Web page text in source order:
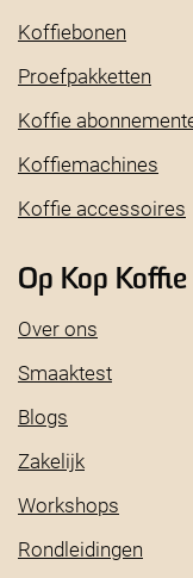
Koffiebonen
Proefpakketten
Koffie
Koffiemachines
Koffie accessoires
Op Kop Koffie
Over ons
Smaaktest
Blogs
Zakelijk
Workshops
Rondleidingen